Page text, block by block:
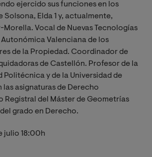
ejercido sus funciones en los
Solsona, Elda 1 y, actualmente,
Morella. Vocal de Nuevas Tecnologías
Valenciana de los
de la Propiedad. Coordinador de
de Castellón. Profesor de la
Politécnica y de la Universidad de
las asignaturas de Derecho
Registral del Máster de Geometrías
grado en Derecho.
julio 18:00h